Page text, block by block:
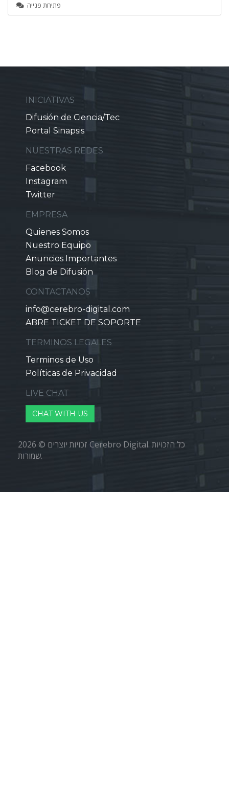
פתיחת פנייה
INICIATIVAS
Difusión de Ciencia/Tec
Portal Sinapsis
NUESTRAS REDES
Facebook
Instagram
Twitter
EMPRESA
Quienes Somos
Nuestro Equipo
Anuncios Importantes
Blog de Difusión
CONTACTANOS
info@cerebro-digital.com
ABRE TICKET DE SOPORTE
TERMINOS LEGALES
Terminos de Uso
Políticas de Privacidad
LIVE CHAT
CHAT WITH US
זכויות יוצרים © 2026 Cerebro Digital. כל הזכויות
שמורות.